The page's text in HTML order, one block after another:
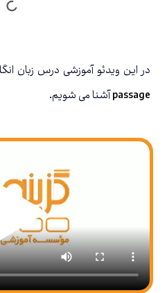
در این ویدئو آموزشی درس زبان
passageآشنا می شویم.